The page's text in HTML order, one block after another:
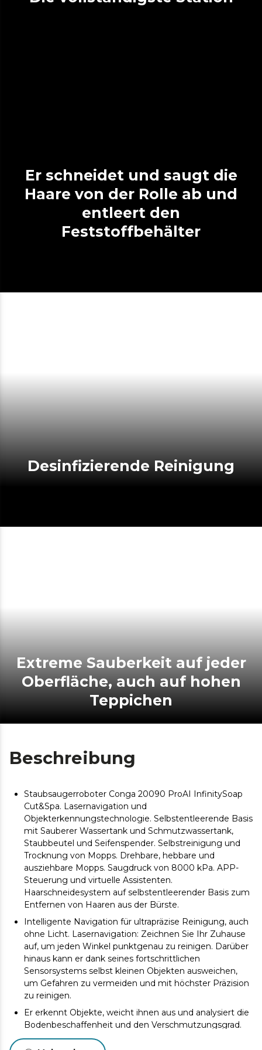
Er schneidet und saugt die
Haare von der Rolle ab und
entleert den
Feststoffbehälter
Desinfizierende Reinigung
Extreme Sauberkeit auf jeder
Oberfläche, auch auf hohen
Teppichen
Beschreibung
Staubsaugerroboter Conga 20090 ProAI InfinitySoap
Cut&Spa. Lasernavigation und
Objekterkennungstechnologie. Selbstentleerende Basis
mit Sauberer Wassertank und Schmutzwassertank,
Staubbeutel und Seifenspender. Selbstreinigung und
Trocknung von Mopps. Drehbare, hebbare und
ausziehbare Mopps. Saugdruck von 8000 kPa. APP-
Steuerung und virtuelle Assistenten.
Haarschneidesystem auf selbstentleerender Basis zum
Entfernen von Haaren aus der Bürste.
Intelligente Navigation für ultrapräzise Reinigung, auch
ohne Licht. Lasernavigation: Zeichnen Sie Ihr Zuhause
auf, um jeden Winkel punktgenau zu reinigen. Darüber
hinaus kann er dank seines fortschrittlichen
Sensorsystems selbst kleinen Objekten ausweichen,
um Gefahren zu vermeiden und mit höchster Präzision
zu reinigen.
Er erkennt Objekte, weicht ihnen aus und analysiert die
Bodenbeschaffenheit und den Verschmutzungsgrad.
Künstliche Intelligenz: Dank seines 3DIANA-Chips, der